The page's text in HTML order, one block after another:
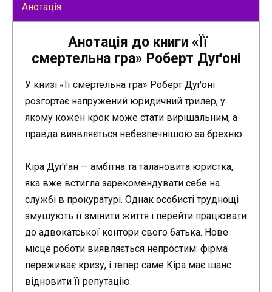
Анотація
Анотація до книги «Її
смертельна гра» Роберт Дуґоні
У книзі «Її смертельна гра» Роберт Дуґоні
розгортає напружений юридичний трилер, у
якому кожен крок може стати вирішальним, а
правда виявляється небезпечнішою за брехню.
Кіра Дуґґан — амбітна та талановита юристка,
яка вже встигла зарекомендувати себе на
службі в прокуратурі. Однак особисті труднощі
змушують її змінити життя і перейти працювати
до адвокатської контори свого батька. Нове
місце роботи виявляється непростим: фірма
переживає кризу, і тепер саме Кіра має шанс
відновити її репутацію.